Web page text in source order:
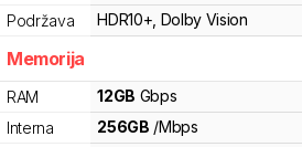
Podržava
HDR10+ Dolby Vision
Memorija
RAM 12GB Gbps
Interna
256GB /Mbps